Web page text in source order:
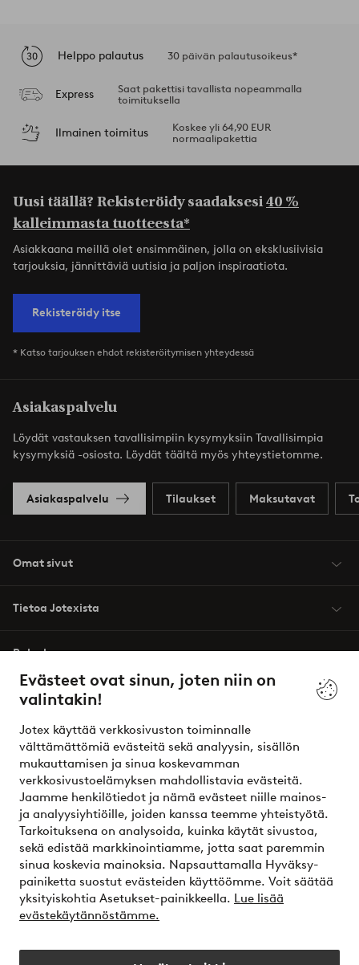
Evästeet ovat sinun, joten niin on
valintakin!
Jotex käyttää verkkosivuston toiminnalle
välttämättömiä evästeitä sekä analyysin, sisällön
mukauttamisen ja sinua koskevamman
verkkosivustoelämyksen mahdollistavia evästeitä.
Jaamme henkilötiedot ja nämä evästeet niille mainos-
ja analyysiyhtiöille, joiden kanssa teemme yhteistyötä.
Tarkoituksena on analysoida, kuinka käytät sivustoa,
sekä edistää markkinointiamme, jotta saat paremmin
sinua koskevia mainoksia. Napsauttamalla Hyväksy-
painiketta suostut evästeiden käyttöömme. Voit säätää
yksityiskohtia Asetukset-painikkeella. Lue lisää
evästekäytännöstämme.
Helppo palautus 30 päivän palautusoikeus*
Express
Saat pakettisi tavallista nopeammalla
toimituksella
Ilmainen toimitus
Koskee yli 64,90 EUR
normaalipakettia
Uusi täällä? Rekisteröidy saadaksesi40 %
kalleimmasta tuotteesta*
Asiakkaana meillä olet ensimmäinen, jolla on eksklusiivisia
tarjouksia, jännittäviä uutisia ja paljon inspiraatiota.
Rekisteröidy itse
* Katso tarjouksen ehdot rekisteröitymisen yhteydessä
Asiakaspalvelu
Löydät vastauksen tavallisimpiin kysymyksiin Tavallisimpia
kysymyksiä -osiosta. Löydät täältä myös yhteystietomme.
Asiakaspalvelu Tilaukset Maksutavat
Omat sivut
Tietoa Jotexista
Palvelumme
Ehdot
Ystävät
Turvalliset maksut – maksa nyt tai erissä
Haluatko tietää lisää maksuvaihtoehdoistamme?
elpy